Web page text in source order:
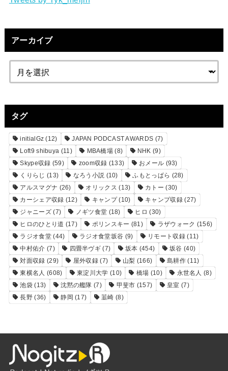
アーカイブ
タグ
initialGz (12) JAPAN PODCAST AWARDS (7)
Loft9 shibuya (11) MBA橋場 (8) NHK (9)
Skype収録 (59) zoom収録 (133) おメール (93)
くりらじ (13) なろう小説 (10) ふもとっぱら (28)
アルスマグナ (26) オリックス (13) カトー (30)
カーシェア収録 (12) キャンプ(10) キャンプ収録(27)
ジャニーズ(7) ノギツ食堂 (18) ヒロ (30)
ヒロのひとり道 (17) ポリンスキー (81) ラザウォーク (156)
ラジオ食堂(44) ラジオ食堂坂谷 (9) リモート収録(11)
中村佑介 (7) 四畳半ヴギ (7) 坂本 (454) 坂谷 (40)
対面収録 (29) 屋外収録 (7) 山梨 (166) 島耕作(11)
東横名人 (608) 東淀川大学 (10) 橋場 (10) 永世名人 (8)
池袋 (13) 沈黙の艦隊 (7) 甲斐市 (157) 皇室 (7)
長野 (36) 静岡 (17) 韮崎 (8)